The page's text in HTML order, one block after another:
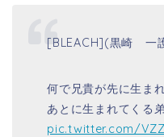
[BLEACH](黒崎 一
何で兄貴が先に生ま
あとに生まれてくる
pic.twitter.com/